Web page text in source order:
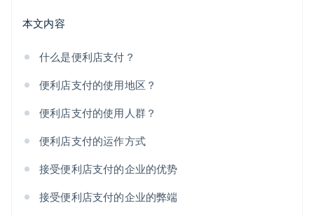
本文内容
什么是便利店支付？
便利店支付的使用地区？
便利店支付的使用人群？
便利店支付的运作方式
接受便利店支付的企业的优势
接受便利店支付的企业的弊端